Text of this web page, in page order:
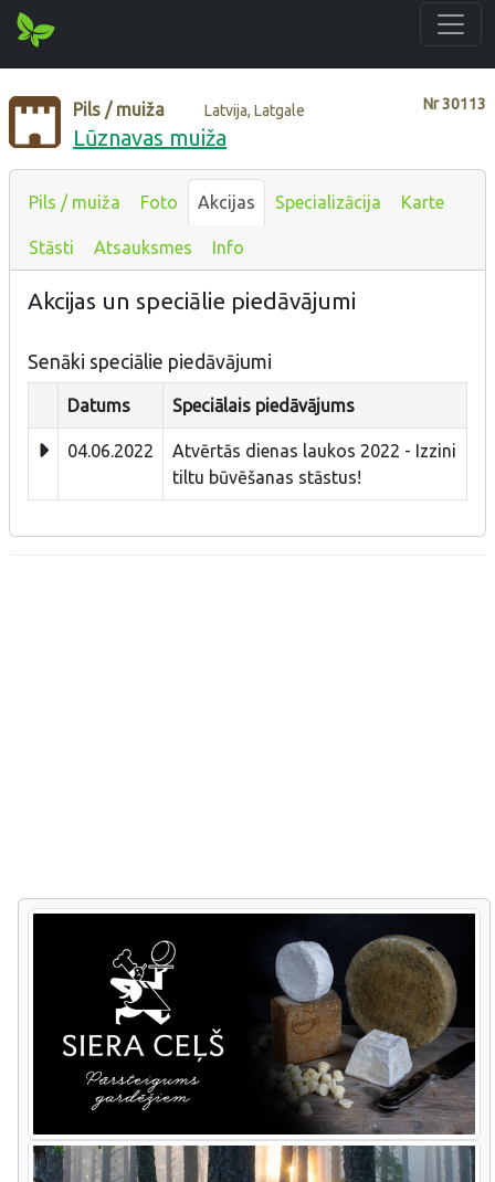
Nr30113
Pils / muiža Latvija, Latgale
Lūznavas muiža
Pils / muiža Foto Akcijas Specializācija Karte
Stāsti Atsauksmes Info
Akcijas un speciālie piedāvājumi
Senāki speciālie piedāvājumi
Datums Speciālais piedāvājums
04.06.2022
Atvērtās dienas laukos 2022 - Izzini
tiltu būvēšanas stāstus!